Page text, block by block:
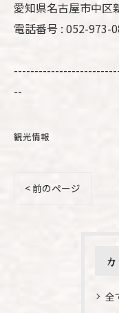
愛知県名古屋市中区
電話番号 : 052-973-
--
観光情報
< 前のページ
全